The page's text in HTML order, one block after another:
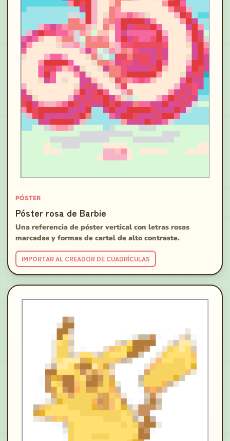
PÓSTER
Póster rosa de Barbie
Una referencia de póster vertical con letras rosas
marcadas y formas de cartel de alto contraste.
IMPORTAR AL CREADOR DE CUADRÍCULAS